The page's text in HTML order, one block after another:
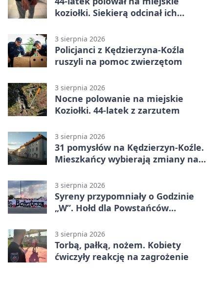
koziołki. Siekierą odcinał ich
3 sierpnia 2026
Policjanci z Kędzierzyna-Koźla
ruszyli na pomoc zwierzętom
3 sierpnia 2026
Nocne polowanie na miejskie
Koziołki. 44-latek z zarzutem
3 sierpnia 2026
31 pomysłów na Kędzierzyn-Koźle.
Mieszkańcy wybierają zmiany na
3 sierpnia 2026
Syreny przypomniały o Godzinie
„W”. Hołd dla Powstańców
3 sierpnia 2026
Torbą, pałką, nożem. Kobiety
ćwiczyły reakcję na zagrożenie